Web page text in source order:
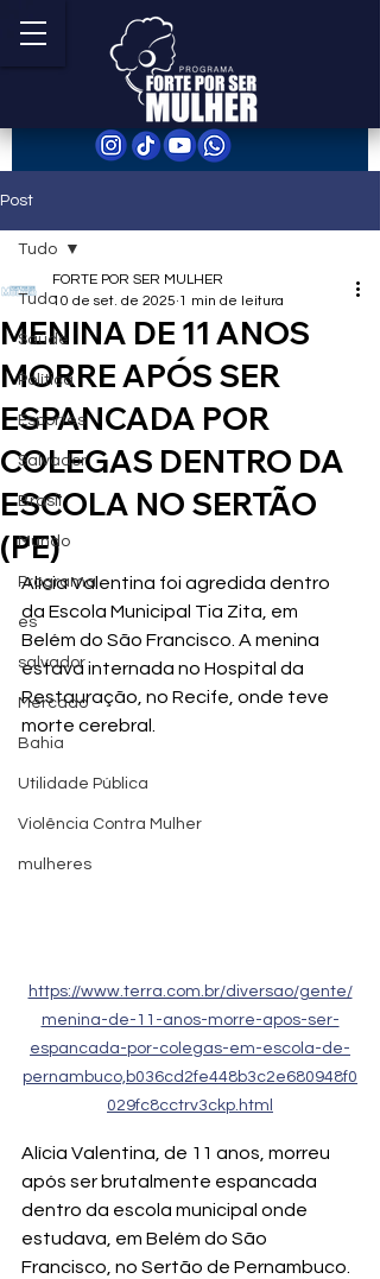
Post
Tudo
Saúde
Política
Esportes
Salvador
Brasil
Mundo
Programa
es
salvador
Mercado
Bahia
Utilidade Pública
Violência Contra Mulher
mulheres
Tudo
MENINA DE 11 ANOS
MORRE APÓS SER
ESPANCADA POR
COLEGAS DENTRO DA
ESCOLA NO SERTÃO
(PE)
FORTE POR SER MULHER
10 de set. de 2025 1 min de leitura
Alícia Valentina foi agredida dentro
da Escola Municipal Tia Zita, em
Belém do São Francisco. A menina
estava internada no Hospital da
Restauração, no Recife, onde teve
morte cerebral.
https://www.terra.com.br/diversao/gente/
menina-de-11-anos-morre-apos-ser-
espancada-por-colegas-em-escola-de-
pernambuco,b036cd2fe448b3c2e680948f0
029fc8cctrv3ckp.html
Alícia Valentina, de 11 anos, morreu
após ser brutalmente espancada
dentro da escola municipal onde
estudava, em Belém do São
Francisco, no Sertão de Pernambuco.